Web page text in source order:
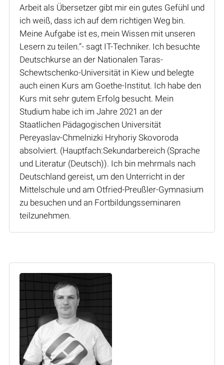
Arbeit als Übersetzer gibt mir ein gutes Gefühl und
ich weiß, dass ich auf dem richtigen Weg bin.
Meine Aufgabe ist es, mein Wissen mit unseren
Lesern zu teilen.“- sagt IT-Techniker. Ich besuchte
Deutschkurse an der Nationalen Taras-
Schewtschenko-Universität in Kiew und belegte
auch einen Kurs am Goethe-Institut. Ich habe den
Kurs mit sehr gutem Erfolg besucht. Mein
Studium habe ich im Jahre 2021 an der
Staatlichen Pädagogischen Universität
Pereyaslav-Chmelnizki Hryhoriy Skovoroda
absolviert. (Hauptfach:Sekundarbereich (Sprache
und Literatur (Deutsch)). Ich bin mehrmals nach
Deutschland gereist, um den Unterricht in der
Mittelschule und am Otfried-Preußler-Gymnasium
zu besuchen und an Fortbildungsseminaren
teilzunehmen.